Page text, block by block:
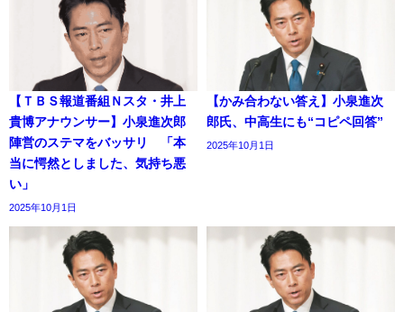
【ＴＢＳ報道番組Ｎスタ・井上
貴博アナウンサー】小泉進次郎
陣営のステマをバッサリ 「本
当に愕然としました、気持ち悪
い」
2025年10月1日
【かみ合わない答え】小泉進次
郎氏、中高生にも“コピペ回答”
2025年10月1日